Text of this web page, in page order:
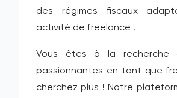
des régimes fiscaux
activité de freelance !
Vous êtes à la recherche
passionnantes en tant que
cherchez plus ! Notre